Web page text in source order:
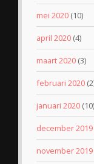
mei 2020 (10)
april 2020 (4)
maart 2020 (3)
februari 2020
januari 2020 (10)
december 2019
november 2019